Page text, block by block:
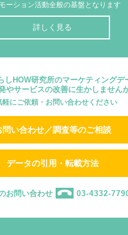
ーション活動全般の基盤となります
詳しく見る
しHOW研究所のマーケティングデ
やサービスの改善に生かしません
軽にご依頼・お問い合わせください
問い合わせ／調査等のご相談
データの引用・転載方法
お問い合わせ 03-4332-